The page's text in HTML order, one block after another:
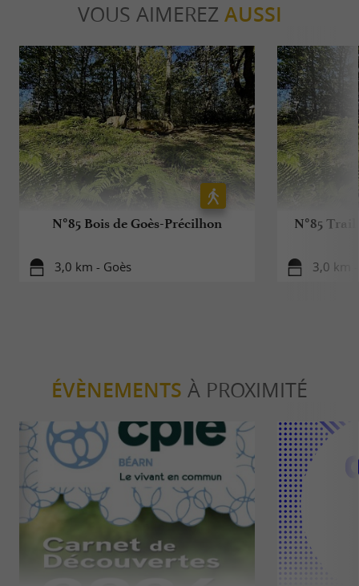
VOUS AIMEREZ AUSSI
N°85 Bois de Goès-Précilhon
3,0 km - Goès
N°85
3,0 km
ÉVÈNEMENTS À PROXIMITÉ